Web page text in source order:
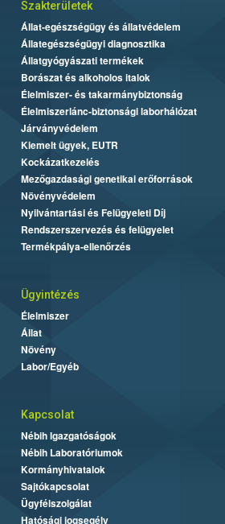
Szakterületek
Állat-egészségügy és állatvédelem
Állategészségügyi diagnosztika
Állatgyógyászati termékek
Borászat és alkoholos italok
Élelmiszer- és takarmánybiztonság
Élelmiszerlánc-biztonsági laborhálózat
Járványvédelem
Kiemelt ügyek, EUTR
Kockázatkezelés
Mezőgazdasági genetikai erőforrások
Növényvédelem
Nyilvántartási és Felügyeleti Díj
Rendszerszervezés és felügyelet
Termékpálya-ellenőrzés
Ügyintézés
Élelmiszer
Állat
Növény
Labor/Egyéb
Kapcsolat
Nébih Igazgatóságok
Nébih Laboratóriumok
Kormányhivatalok
Sajtókapcsolat
Ügyfélszolgálat
Hatósági jogsegély